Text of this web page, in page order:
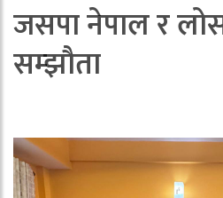
जसपा नेपाल र
सम्झौता